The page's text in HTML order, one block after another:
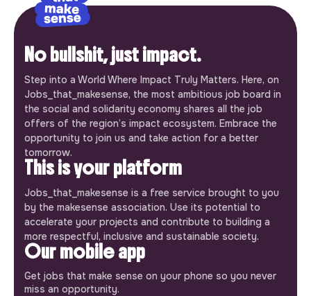
No bullshit, just impact.
Step into a World Where Impact Truly Matters. Here, on
Jobs_that_makesense, the most ambitious job board in
the social and solidarity economy shares all the job
offers of the region’s impact ecosystem. Embrace the
opportunity to join us and take action for a better
tomorrow.
This is your platform
Jobs_that_makesense is a free service brought to you
by the makesense association. Use its potential to
accelerate your projects and contribute to building a
more respectful, inclusive and sustainable society.
Our mobile app
Get jobs that make sense on your phone so you never
miss an opportunity.